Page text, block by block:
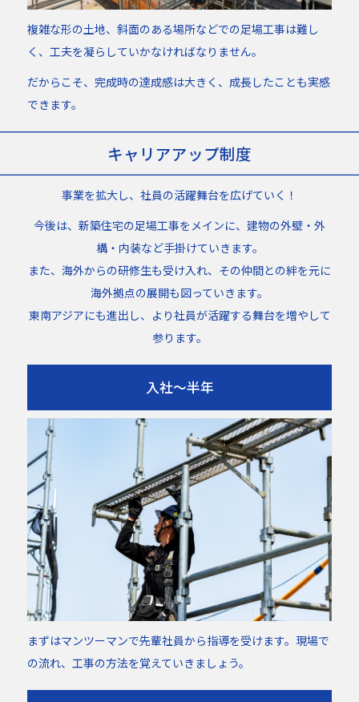
複雑な形の土地、斜面のある場所などでの足場工事は難し
く、工夫を凝らしていかなければなりません。
だからこそ、完成時の達成感は大きく、成長したことも実感
できます。
キャリアアップ制度
事業を拡大し、社員の活躍舞台を広げていく！
今後は、新築住宅の足場工事をメインに、建物の外壁・外
構・内装など手掛けていきます。
また、海外からの研修生も受け入れ、その仲間との絆を元に
海外拠点の展開も図っていきます。
東南アジアにも進出し、より社員が活躍する舞台を増やして
参ります。
入社～半年
まずはマンツーマンで先輩社員から指導を受けます。現場で
の流れ、工事の方法を覚えていきましょう。